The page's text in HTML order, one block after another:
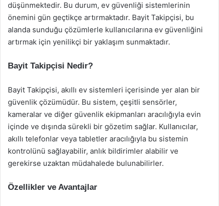
düşünmektedir. Bu durum, ev güvenliği sistemlerinin
önemini gün geçtikçe artırmaktadır. Bayit Takipçisi, bu
alanda sunduğu çözümlerle kullanıcılarına ev güvenliğini
artırmak için yenilikçi bir yaklaşım sunmaktadır.
Bayit Takipçisi Nedir?
Bayit Takipçisi, akıllı ev sistemleri içerisinde yer alan bir
güvenlik çözümüdür. Bu sistem, çeşitli sensörler,
kameralar ve diğer güvenlik ekipmanları aracılığıyla evin
içinde ve dışında sürekli bir gözetim sağlar. Kullanıcılar,
akıllı telefonlar veya tabletler aracılığıyla bu sistemin
kontrolünü sağlayabilir, anlık bildirimler alabilir ve
gerekirse uzaktan müdahalede bulunabilirler.
Özellikler ve Avantajlar